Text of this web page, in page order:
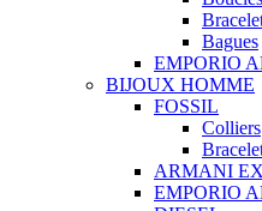
Bagues
EMPORIO
BIJOUX HOMME
FOSSIL
Colliers
ARMANI
EMPORIO